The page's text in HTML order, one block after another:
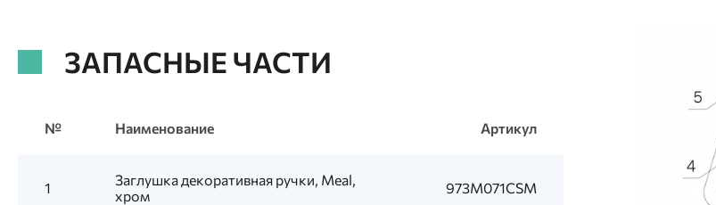
ЗАПАСНЫЕ ЧАСТИ
№ Наименование Артикул
1
Заглушка декоративная ручки, Meal,
хром
973M071CSM